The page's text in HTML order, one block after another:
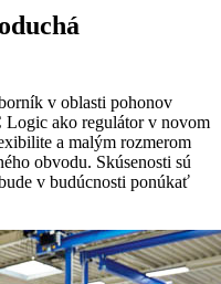
v oblasti pohonov
ako regulátor v novom
a malým rozmerom
obvodu. Skúsenosti sú
v budúcnosti ponúkať